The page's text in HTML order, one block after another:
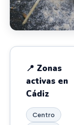
📍 Zonas
activas en
Cádiz
Centro